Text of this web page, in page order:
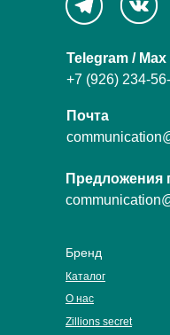
Предложения
Почта
О нас
Zillions secret
Бренд
Каталог
Telegram / Max
+7 (926) 234-